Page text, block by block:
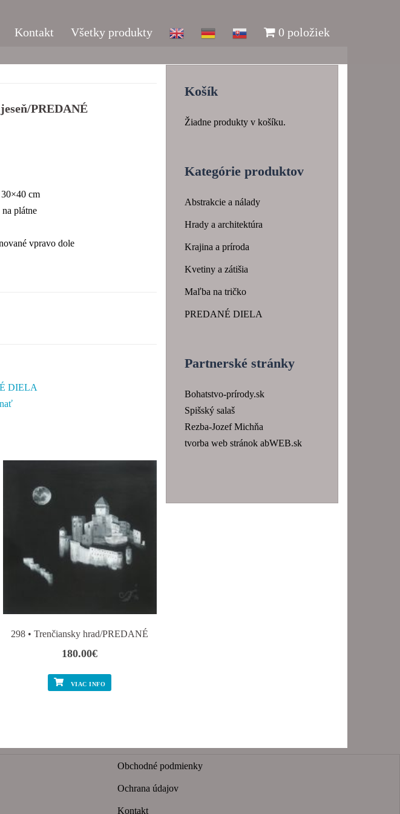
Kontakt Všetky produkty 0 položiek
PREDANÉ
cm
plátne
vpravo dole
DIELA
298 • Trenčiansky hrad/PREDANÉ
180.00€
VIAC INFO
Košík
Žiadne produkty v košíku.
Kategórie produktov
Abstrakcie a nálady
Hrady a architektúra
Krajina a príroda
Kvetiny a zátišia
Maľba na tričko
PREDANÉ DIELA
Partnerské stránky
Bohatstvo-prírody.sk
Spišský salaš
Rezba-Jozef Michňa
tvorba web stránok abWEB.sk
Obchodné podmienky
Ochrana údajov
Kontakt